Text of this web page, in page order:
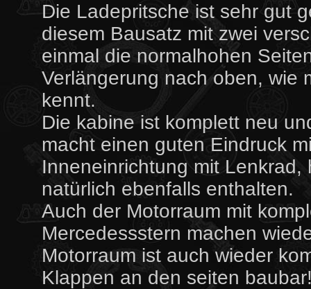
Die Ladepritsche ist sehr gut
diesem Bausatz mit zwei
einmal die normalhohen
Verlängerung nach oben, wie
kennt.
Die kabine ist komplett neu
macht einen guten Eindruck
Inneneinrichtung mit
natürlich ebenfalls enthalten.
Auch der Motorraum mit
Mercedessstern machen
Motorraum ist auch wieder
Klappen an den seiten